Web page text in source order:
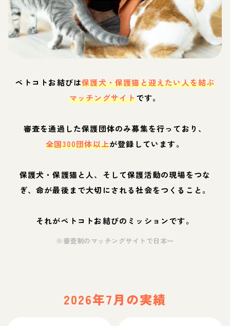
ペトコトお結びは保護犬・保護猫と迎えたい人を結ぶ
マッチングサイトです。
審査を通過した保護団体のみ募集を行っており、
全国300団体以上が登録しています。
保護犬・保護猫と人、そして保護活動の現場をつな
ぎ、命が最後まで大切にされる社会をつくること。
それがペトコトお結びのミッションです。
※審査制のマッチングサイトで日本一
2026年7月の実績